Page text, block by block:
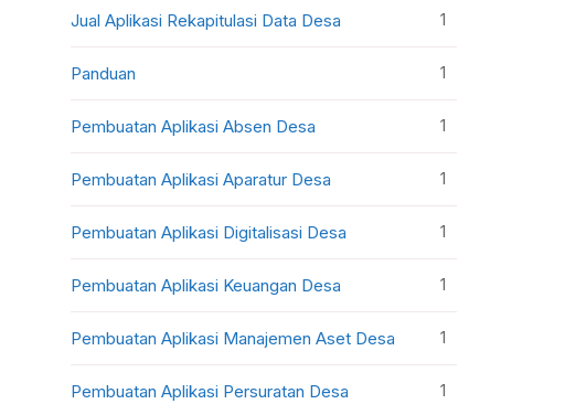
Jual Aplikasi Rekapitulasi Data Desa 1
Panduan 1
Pembuatan Aplikasi Absen Desa 1
Pembuatan Aplikasi Aparatur Desa 1
Pembuatan Aplikasi Digitalisasi Desa 1
Pembuatan Aplikasi Keuangan Desa 1
Pembuatan Aplikasi Manajemen Aset Desa 1
Pembuatan Aplikasi Persuratan Desa 1